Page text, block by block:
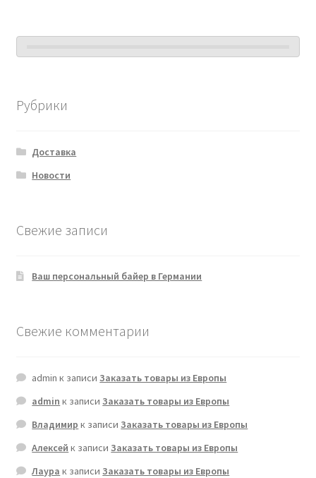
Рубрики
Доставка
Новости
Свежие записи
Ваш персональный байер в Германии
Свежие комментарии
admin к записиЗаказать товары из Европы
admin к записиЗаказать товары из Европы
Владимир к записиЗаказать товары из Европы
Алексей к записиЗаказать товары из Европы
Лаура к записиЗаказать товары из Европы